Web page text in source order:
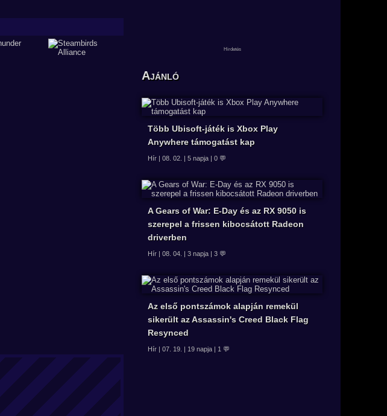
Ajánló
Több Ubisoft-játék is Xbox Play
Anywhere támogatást kap
Hír | 08. 02. | 5 napja | 0 💬
A Gears of War: E-Day és az RX 9050 is
szerepel a frissen kibocsátott Radeon
driverben
Hír | 08. 04. | 3 napja | 3 💬
Az első pontszámok alapján remekül
sikerült az Assassin's Creed Black Flag
Resynced
Hír | 07. 19. | 19 napja | 1 💬